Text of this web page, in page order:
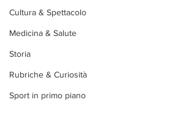
Cultura & Spettacolo
Medicina & Salute
Storia
Rubriche & Curiosità
Sport in primo piano